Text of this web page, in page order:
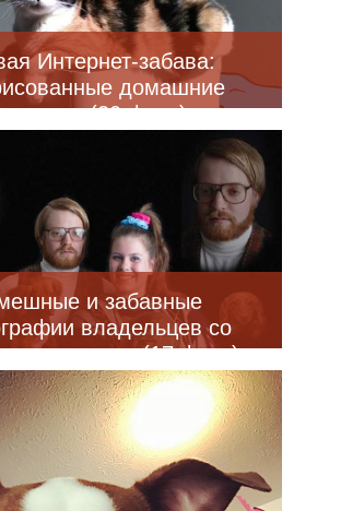
Интернет-забава:
домашние
(20 фото)
и забавные
владельцев со
питомцами (17 фото)